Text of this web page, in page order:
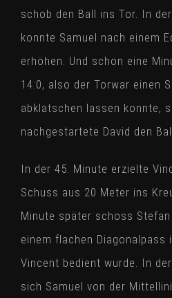
schob den Ball ins Tor. In
konnte Samuel nach einem
erhöhen. Und schon eine
14:0, also der Torwar einen
abklatschen lassen konnte,
nachgestartete David den
In der 45. Minute erzielte
Schuss aus 20 Meter ins
Minute später schoss
einem flachen Diagonalpass
Vincent bedient wurde. In
sich Samuel von der